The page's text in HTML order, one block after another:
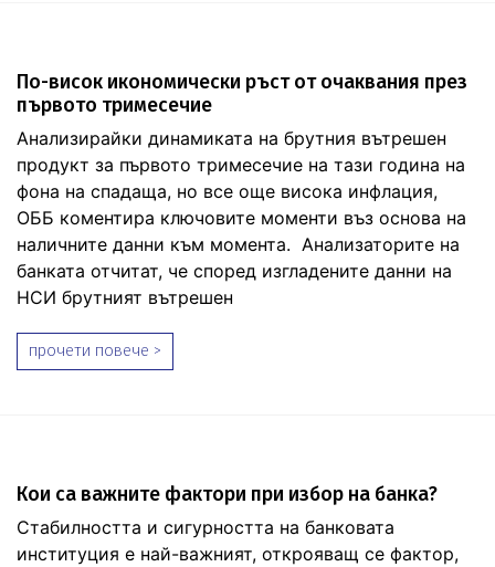
По-висок икономически ръст от очаквания през
първото тримесечие
Анализирайки динамиката на брутния вътрешен
продукт за първото тримесечие на тази година на
фона на спадаща, но все още висока инфлация,
ОББ коментира ключовите моменти въз основа на
наличните данни към момента. Анализаторите на
банката отчитат, че според изгладените данни на
НСИ брутният вътрешен
прочети повече >
Кои са важните фактори при избор на банка?
Стабилността и сигурността на банковата
институция е най-важният, открояващ се фактор,